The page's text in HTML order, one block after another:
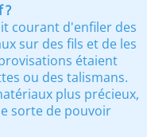
?
courant d'enfiler des
sur des fils et de les
étaient
ou des talismans.
plus précieux,
sorte de pouvoir